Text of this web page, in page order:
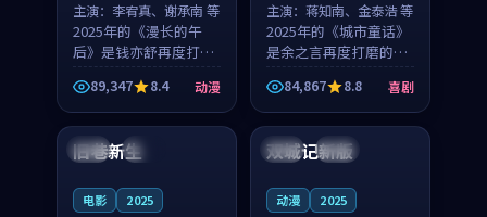
主演： 李宥真、谢承南 等
2025年的《漫长的午
后》是钱亦舒再度打磨
的动漫佳作。中国大陆
的取景与海岛日常的氛
围相互成就，李宥真与
谢承南的对手戏自然克
制，让整部影片在悬念
89,347 8.4 动漫
主演： 蒋知南、金泰浩 等
2025年的《城市童话》
是余之言再度打磨的喜
剧佳作。美国的取景与
历史战争的氛围相互成
就，蒋知南与金泰浩的
对手戏自然克制，让整
部影片在悬念与温度
84,867 8.8 喜剧
英国 完结
旧巷新生
电影 2025
中国 独播
双城记新版
动漫 2025